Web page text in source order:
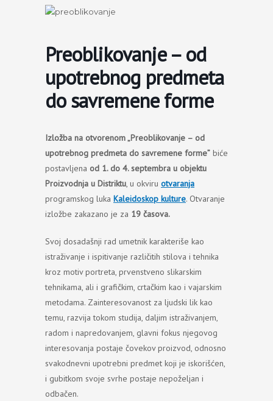
Preoblikovanje – od
upotrebnog predmeta
do savremene forme
Izložba na otvorenom „Preoblikovanje – od
upotrebnog predmeta do savremene forme” biće
postavljena od 1. do 4. septembra u objektu
Proizvodnja u Distriktu, u okviru otvaranja
programskog luka Kaleidoskop kulture. Otvaranje
izložbe zakazano je za 19 časova.
Svoj dosadašnji rad umetnik karakteriše kao
istraživanje i ispitivanje različitih stilova i tehnika
kroz motiv portreta, prvenstveno slikarskim
tehnikama, ali i grafičkim, crtačkim kao i vajarskim
metodama. Zainteresovanost za ljudski lik kao
temu, razvija tokom studija, daljim istraživanjem,
radom i napredovanjem, glavni fokus njegovog
interesovanja postaje čovekov proizvod, odnosno
svakodnevni upotrebni predmet koji je iskorišćen,
i gubitkom svoje svrhe postaje nepoželjan i
odbačen.